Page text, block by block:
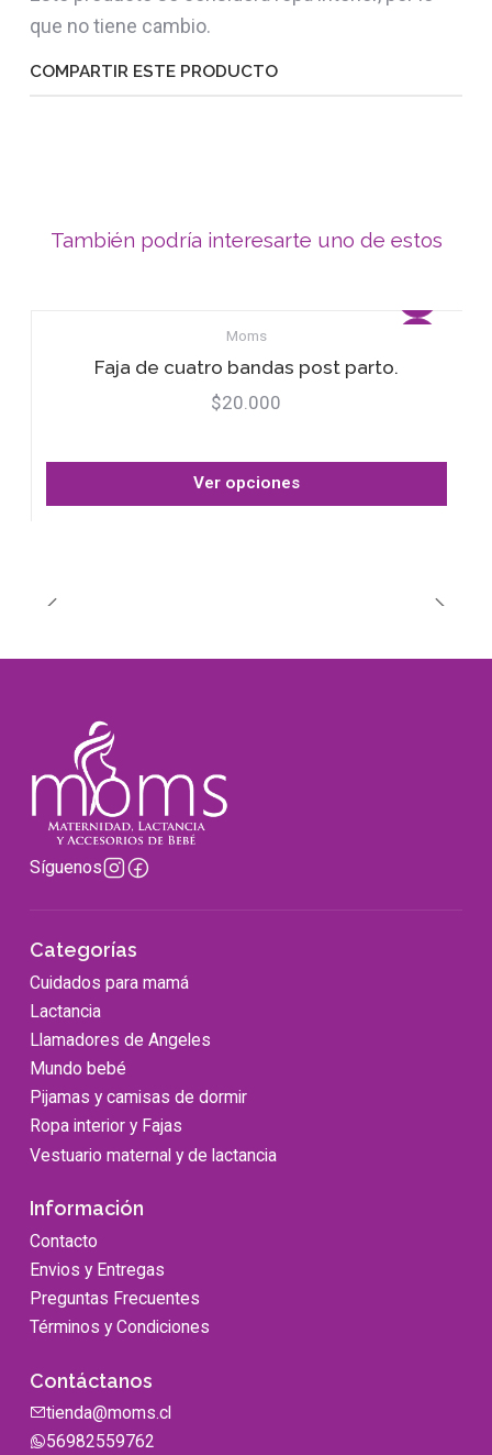
que no tiene cambio.
COMPARTIR ESTE PRODUCTO
También podría interesarte uno de estos
Moms
Faja de cuatro bandas post parto.
$20.000
Ver opciones
Síguenos
Categorías
Cuidados para mamá
Lactancia
Llamadores de Angeles
Mundo bebé
Pijamas y camisas de dormir
Ropa interior y Fajas
Vestuario maternal y de lactancia
Información
Contacto
Envios y Entregas
Preguntas Frecuentes
Términos y Condiciones
Contáctanos
tienda@moms.cl
56982559762